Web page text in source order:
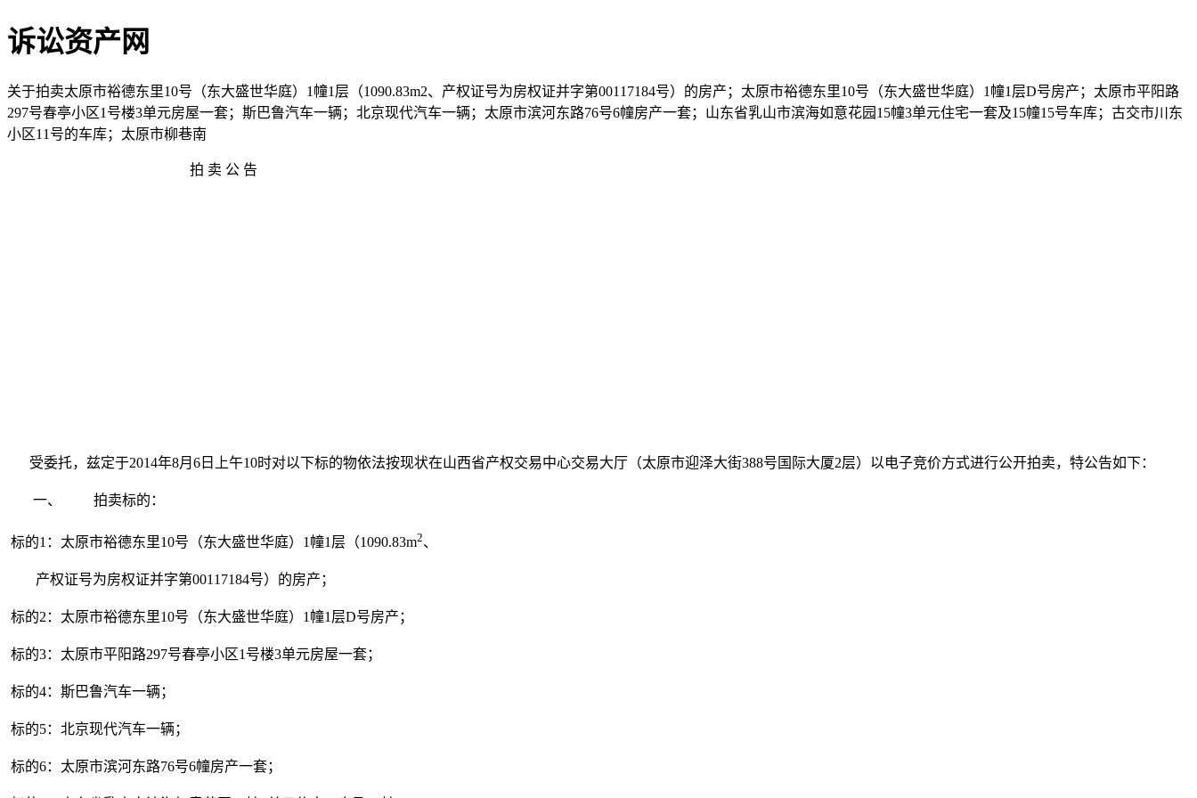
诉讼资产网
关于拍卖太原市裕德东里10号（东大盛世华庭）1幢1层（1090.83m2、产权证号为房权证并字第00117184号）的房产；太原市裕德东里10号（东大盛世华庭）1幢1层D号房产；太原市平阳路
297号春亭小区1号楼3单元房屋一套；斯巴鲁汽车一辆；北京现代汽车一辆；太原市滨河东路76号6幢房产一套；山东省乳山市滨海如意花园15幢3单元住宅一套及15幢15号车库；古交市川东
小区11号的车库；太原市柳巷南
拍 卖 公 告
受委托，兹定于2014年8月6日上午10时对以下标的物依法按现状在山西省产权交易中心交易大厅（太原市迎泽大街388号国际大厦2层）以电子竞价方式进行公开拍卖，特公告如下：
一、 拍卖标的：
标的1：太原市裕德东里10号（东大盛世华庭）1幢1层（1090.83m2、
产权证号为房权证并字第00117184号）的房产；
标的2：太原市裕德东里10号（东大盛世华庭）1幢1层D号房产；
标的3：太原市平阳路297号春亭小区1号楼3单元房屋一套；
标的4：斯巴鲁汽车一辆；
标的5：北京现代汽车一辆；
标的6：太原市滨河东路76号6幢房产一套；